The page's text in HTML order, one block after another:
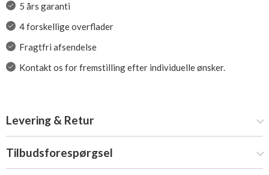
5 års garanti
4 forskellige overflader
Fragtfri afsendelse
Kontakt os for fremstilling efter individuelle ønsker.
Levering & Retur
Tilbudsforespørgsel